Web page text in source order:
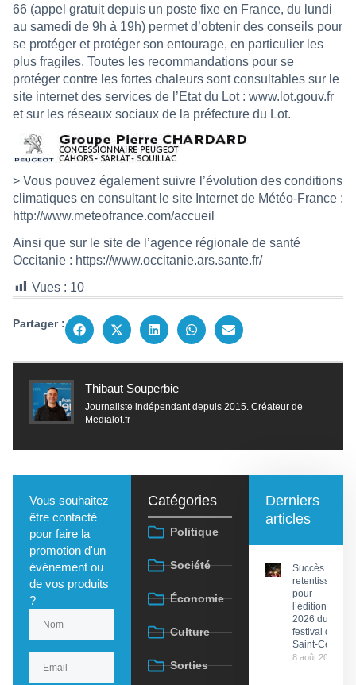
66 (appel gratuit depuis un poste fixe en France, du lundi
au samedi de 9h à 19h) permet d’obtenir des conseils pour
se protéger et protéger son entourage, en particulier les
plus fragiles. Toutes les recommandations pour se
protéger contre les fortes chaleurs sont consultables sur le
site internet des services de l’Etat du Lot : www.lot.gouv.fr
et sur les réseaux sociaux de la préfecture du Lot.
> Vous pouvez également suivre l’évolution des conditions
climatiques en consultant le site Internet de Météo-France :
http://www.meteofrance.com/accueil
Ainsi que sur le site de l’agence régionale de santé
Occitanie : https://www.occitanie.ars.sante.fr/
Vues : 10
Partager :
Thibaut Souperbie
Journaliste indépendant depuis 2015. Créateur de
Medialot.fr
Vous souhaitez
être contacté
pour faire la
promotion d'un
événement ou
de vos produits
?
Catégories
Politique
Société
Économie
Culture
Sorties
Derniers
articles
Succès
retentissant
pour
l’édition
2026 du
festival de
Saint-Céré
8 août 2026